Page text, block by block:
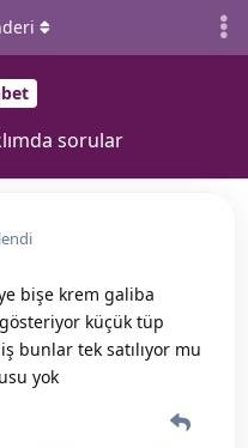
sorular
bişe krem galiba
küçük tüp
bunlar tek satılıyor mu
yok